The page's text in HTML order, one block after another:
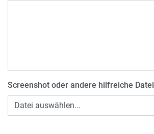
Screenshot oder andere hilfreiche Datei
Datei auswählen...